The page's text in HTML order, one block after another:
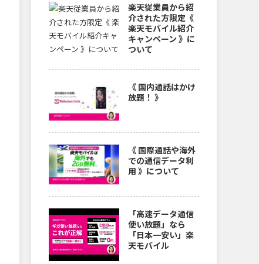
楽天従業員から紹
介された方限定《
楽天モバイル紹介
キャンペーン 》に
ついて
《 国内通話はかけ
放題！ 》
《 国際通話や海外
での通信データ利
用 》について
「高速データ通信
使い放題」なら
「日本一安い」楽
天モバイル